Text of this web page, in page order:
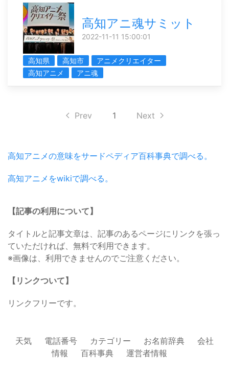
高知アニ魂サミット
2022-11-11 15:00:01
高知県 高知市
アニメクリエイター
高知アニメ
アニ魂
Prev 1 Next
高知アニメの意味をサードペディア百科事典で調べる。
高知アニメをwikiで調べる。
【記事の利用について】
タイトルと記事文章は、記事のあるページにリンクを張っ
ていただければ、無料で利用できます。
※画像は、利用できませんのでご注意ください。
【リンクついて】
リンクフリーです。
天気 電話番号 カテゴリー お名前辞典
会社
情報
百科事典 運営者情報